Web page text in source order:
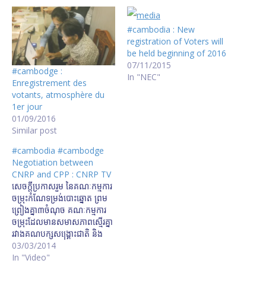
#cambodge :
Enregistrement des
votants, atmosphère du
1er jour
01/09/2016
Similar post
#cambodia : New
registration of Voters will
be held beginning of 2016
07/11/2015
In "NEC"
#cambodia #cambodge
Negotiation between
CNRP and CPP : CNRP TV
សេចក្តីប្រកាសរួម នៃគណៈកម្មការ
ចម្រុះកំណែទម្រង់បោះឆ្នោត ព្រម
ព្រៀងគ្នា៣ចំណុច គណៈកម្មការ​
ចម្រុះ​ដែល​មាន​សមាស​ភាព​ស្មើរ​គ្នា​
រវាងគណបក្សសង្រ្គោះជាតិ និង
គណបក្សប្រជាជនកម្ពុជា បាន​ឯក​
ភាព​គ្នា​លើ ៣​ចំណុច ដូចខាង
03/03/2014
In "Video"